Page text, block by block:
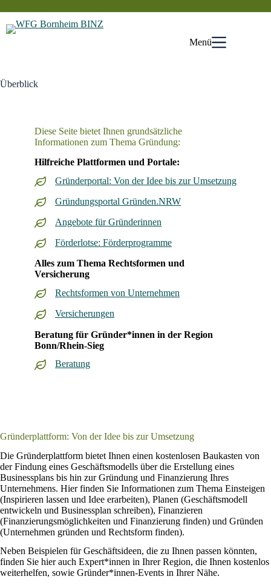
Inhalt
springen
Menü
Überblick
Diese Seite bietet Ihnen grundsätzliche
Informationen zum Thema Gründung:
Hilfreiche Plattformen und Portale:
Gründerportal: Von der Idee bis zur Umsetzung
Gründungsportal Gründen.NRW
Angebote für Gründerinnen
Förderlotse: Förderprogramme
Alles zum Thema Rechtsformen und
Versicherung
Rechtsformen von Unternehmen
Versicherungen
Beratung für Gründer*innen in der Region
Bonn/Rhein-Sieg
Beratung
Gründerplattform: Von der Idee bis zur Umsetzung
Die Gründerplattform bietet Ihnen einen kostenlosen Baukasten von
der Findung eines Geschäftsmodells über die Erstellung eines
Businessplans bis hin zur Gründung und Finanzierung Ihres
Unternehmens. Hier finden Sie Informationen zum Thema Einsteigen
(Inspirieren lassen und Idee erarbeiten), Planen (Geschäftsmodell
entwickeln und Businessplan schreiben), Finanzieren
(Finanzierungsmöglichkeiten und Finanzierung finden) und Gründen
(Unternehmen gründen und Rechtsform finden).
Neben Beispielen für Geschäftsideen, die zu Ihnen passen könnten,
finden Sie hier auch Expert*innen in Ihrer Region, die Ihnen kostenlos
weiterhelfen, sowie Gründer*innen-Events in Ihrer Nähe.